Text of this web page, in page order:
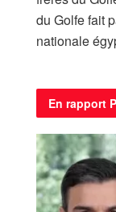
du Golfe fait
nationale
En rapport